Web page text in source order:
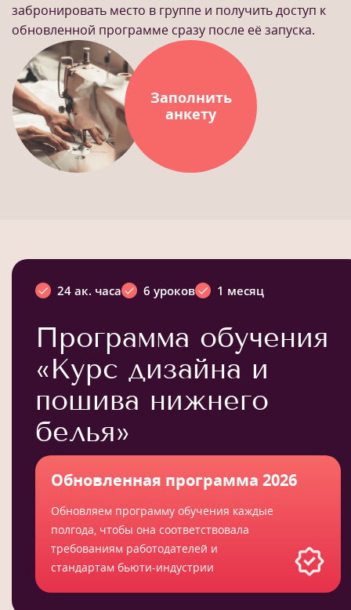
забронировать место в группе и получить доступ к
обновленной программе сразу после её запуска.
Заполнить
анкету
24 ак. часа 6 уроков 1 месяц
Программа обучения
«Курс дизайна и
пошива нижнего
белья»
Обновленная программа 2026
Обновляем программу обучения каждые
полгода, чтобы она соответствовала
требованиям работодателей и
стандартам бьюти-индустрии